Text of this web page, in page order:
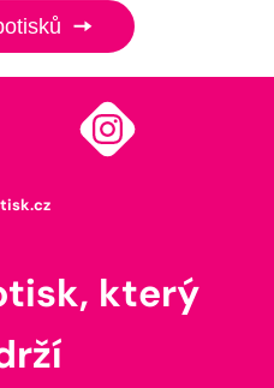
který